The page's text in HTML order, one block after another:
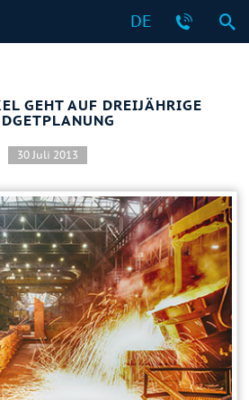
DE
GEHT AUF DREIJÄHRIGE
30 Juli 2013